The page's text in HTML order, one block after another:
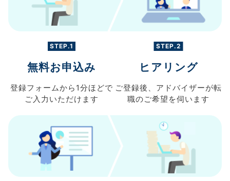
STEP.1
無料お申込み
登録フォームから 1分ほどで
ご入力 いただけます
STEP.2
ヒアリング
ご登録後、 アドバイザーが転
職のご希望を伺います